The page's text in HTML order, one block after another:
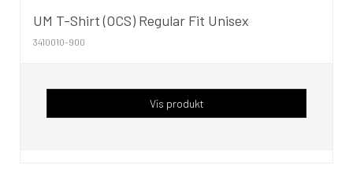
UM T-Shirt (OCS) Regular Fit Unisex
3410010-900
Vis produkt